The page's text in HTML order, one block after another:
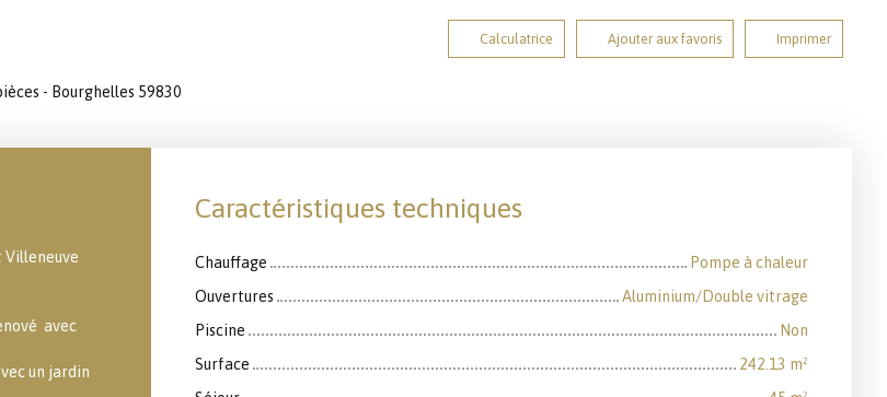
Calculatrice Ajouter aux favoris Imprimer
- Bourghelles 59830
Villeneuve
avec
un jardin
Caractéristiques techniques
Chauffage
Pompe à chaleur
Ouvertures
Aluminium/Double vitrage
Piscine
Non
Surface
242.13 m²